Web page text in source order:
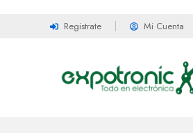
Registrate Mi Cuenta